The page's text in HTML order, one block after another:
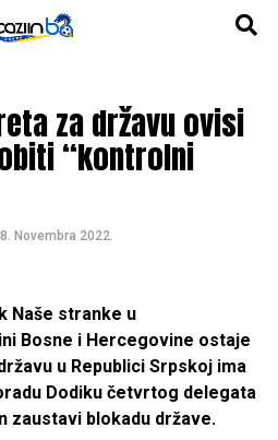
za državu ovisi
“kontrolni
Novembra 2022.
Naše stranke u
Bosne i Hercegovine ostaje
u Republici Srpskoj ima
Dodiku četvrtog delegata
zaustavi blokadu države.